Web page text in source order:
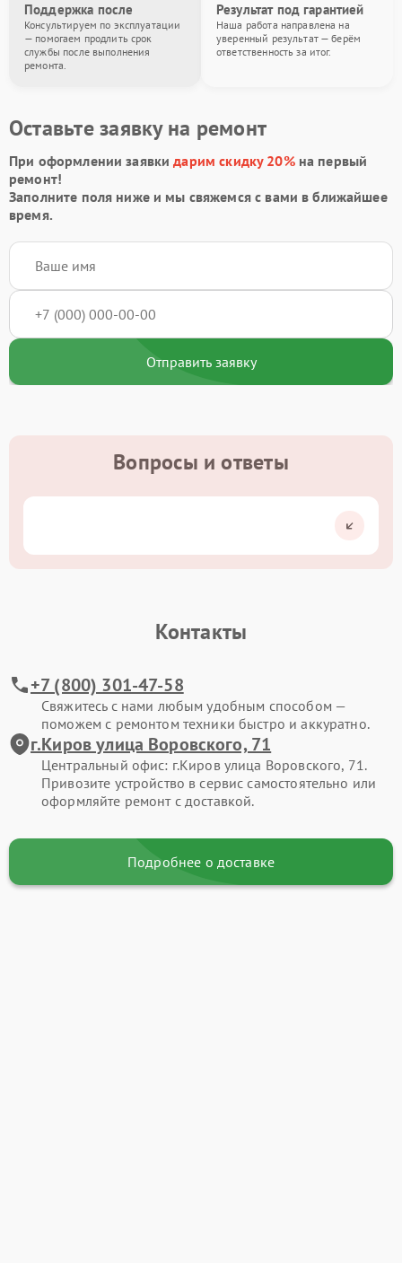
Поддержка после
Консультируем по эксплуатации
— помогаем продлить срок
службы после выполнения
ремонта.
Результат под гарантией
Наша работа направлена на
уверенный результат — берём
ответственность за итог.
Оставьте заявку на ремонт
При оформлении заявкидарим скидку 20%на первый
ремонт!
Заполните поля ниже и мы свяжемся с вами в ближайшее
время.
Отправить заявку
Вопросы и ответы
Контакты
+7 (800) 301-47-58
Свяжитесь с нами любым удобным способом —
поможем с ремонтом техники быстро и аккуратно.
г.Киров улица Воровского, 71
Центральный офис: г.Киров улица Воровского, 71.
Привозите устройство в сервис самостоятельно или
оформляйте ремонт с доставкой.
Подробнее о доставке